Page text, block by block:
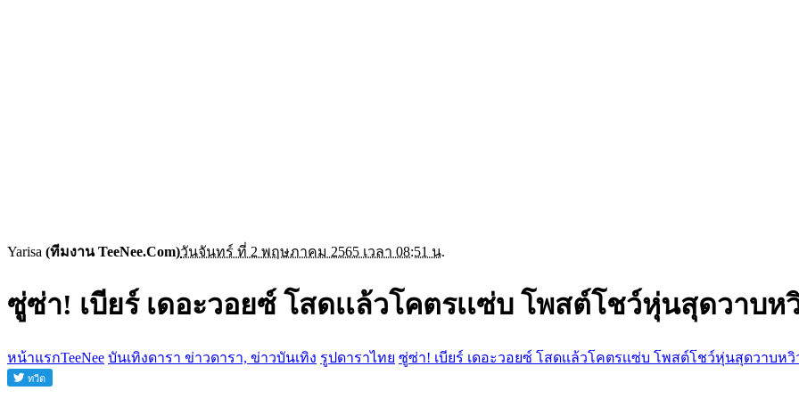
Yarisa (ทีมงาน TeeNee.Com)วันจันทร์ ที่ 2 พฤษภาคม 2565 เวลา 08:51 น.
ซู่ซ่า! เบียร์ เดอะวอยซ์ โสดเเล้วโคตรเเซ่บ โพสต์โชว์หุ่นสุดวาบห
หน้าแรกTeeNee บันเทิงดารา ข่าวดารา, ข่าวบันเทิง รูปดาราไทย ซู่ซ่า! เบียร์ เดอะวอยซ์ โสดเเล้วโคตรเเซ่บ โพสต์โชว์หุ่นสุดวาบหวิ